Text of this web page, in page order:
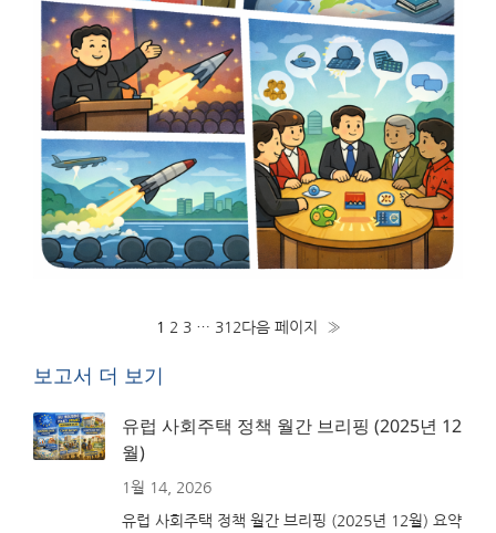
1 2 3 … 312다음 페이지 »
보고서 더 보기
유럽 사회주택 정책 월간 브리핑 (2025년 12
월)
1월 14, 2026
유럽 사회주택 정책 월간 브리핑 (2025년 12월) 요약